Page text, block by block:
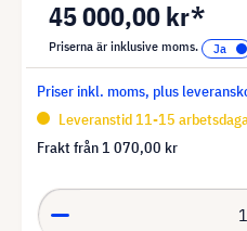
45 000,00 kr*
Priserna är inklusive moms.
Priser inkl. moms, plus
Leveranstid 11-15
Frakt från 1 070,00 kr